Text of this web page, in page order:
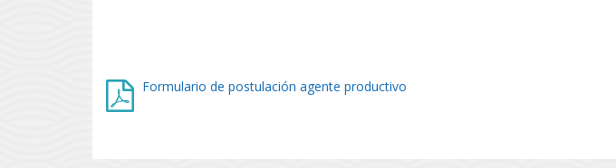
Formulario de postulación agente productivo